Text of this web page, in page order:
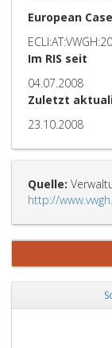
European
Im RIS seit
04.07.2008
Zuletzt
23.10.2008
Quelle:
http://